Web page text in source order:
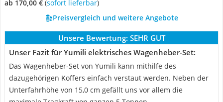
ab 170,00 € ( Sofort lieferbar)
Preisvergleich und weitere Angebote
Unsere Bewertung: SEHR GUT
Unser Fazit für Yumili elektrisches Wagenheber-Set:
Das Wagenheber-Set von Yumili kann mithilfe des
dazugehörigen Koffers einfach verstaut werden. Neben der
Unterfahrhöhe von 15,0 cm gefällt uns vor allem die